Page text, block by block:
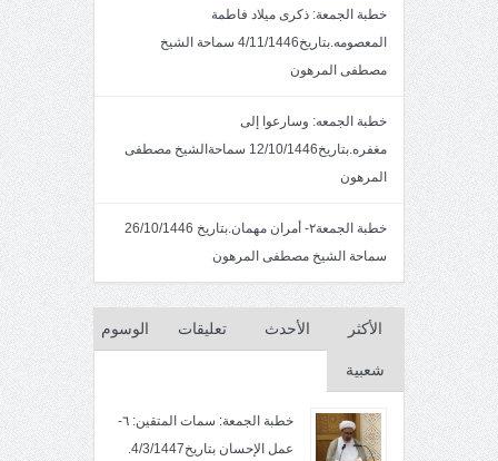
خطبة الجمعة: ذكرى ميلاد فاطمة
المعصومه.بتاريخ4/11/1446 سماحة الشيخ
مصطفى المرهون
خطبة الجمعه: وسارعوا إلى
مغفره.بتاريخ12/10/1446 سماحةالشيخ مصطفى
المرهون
خطبة الجمعة٢- أمران مهمان.بتاريخ 26/10/1446
سماحة الشيخ مصطفى المرهون
الأكثر
شعبية
الأحدث تعليقات الوسوم
خطبة الجمعة: سمات المتقين: ٦-
عمل الإحسان بتاريخ4/3/1447.